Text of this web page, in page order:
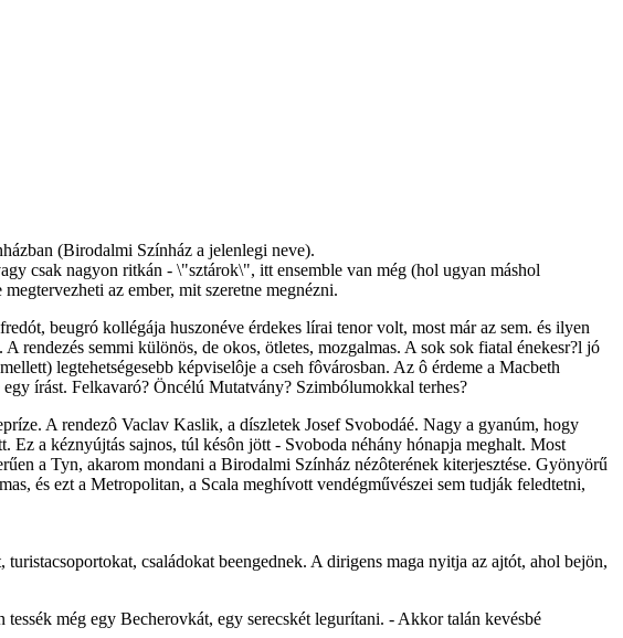
(Birodalmi Színház a jelenlegi neve).
csak nagyon ritkán - \"sztárok\", itt ensemble van még (hol ugyan máshol
az ember, mit szeretne megnézni.
beugró kollégája huszonéve érdekes lírai tenor volt, most már az sem. és ilyen
rendezés semmi különös, de okos, ötletes, mozgalmas. A sok sok fiatal énekesr?l jó
legtehetségesebb képviselôje a cseh fôvárosban. Az ô érdeme a Macbeth
írást. Felkavaró? Öncélú Mutatvány? Szimbólumokkal terhes?
A rendezô Vaclav Kaslik, a díszletek Josef Svobodáé. Nagy a gyanúm, hogy
Ez a kéznyújtás sajnos, túl késôn jött - Svoboda néhány hónapja meghalt. Most
a Tyn, akarom mondani a Birodalmi Színház nézôterének kiterjesztése. Gyönyörű
és ezt a Metropolitan, a Scala meghívott vendégművészei sem tudják feledtetni,
családokat beengednek. A dirigens maga nyitja az ajtót, ahol bejön,
még egy Becherovkát, egy serecskét legurítani. - Akkor talán kevésbé